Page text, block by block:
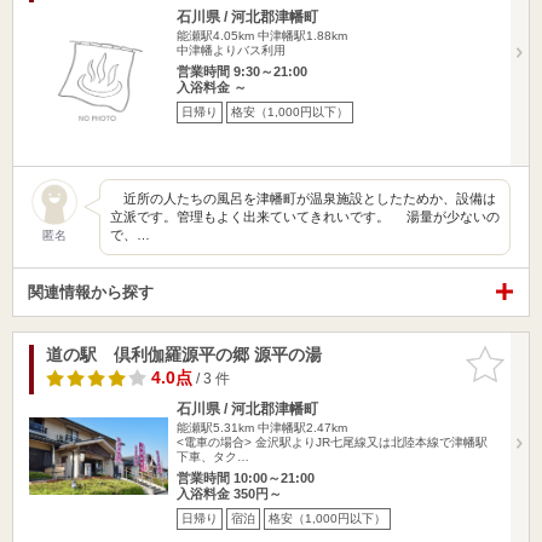
石川県 / 河北郡津幡町
能瀬駅4.05km 中津幡駅1.88km
中津幡よりバス利用
営業時間 9:30～21:00
入浴料金 ～
日帰り 格安（1,000円以下）
匿名
近所の人たちの風呂を津幡町が温泉施設としたためか、設備は
立派です。管理もよく出来ていてきれいです。 湯量が少ないの
で、…
関連情報から探す
お気に入
りに追加
道の駅 倶利伽羅源平の郷 源平の湯
4.0点/ 3 件
石川県 / 河北郡津幡町
能瀬駅5.31km 中津幡駅2.47km
<電車の場合> 金沢駅よりJR七尾線又は北陸本線で津幡駅
下車、タク…
営業時間 10:00～21:00
入浴料金 350円～
日帰り 宿泊 格安（1,000円以下）